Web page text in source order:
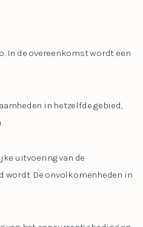
In de overeenkomst wordt een
in hetzelfde gebied,
uitvoering van de
wordt. De onvolkomenheden in